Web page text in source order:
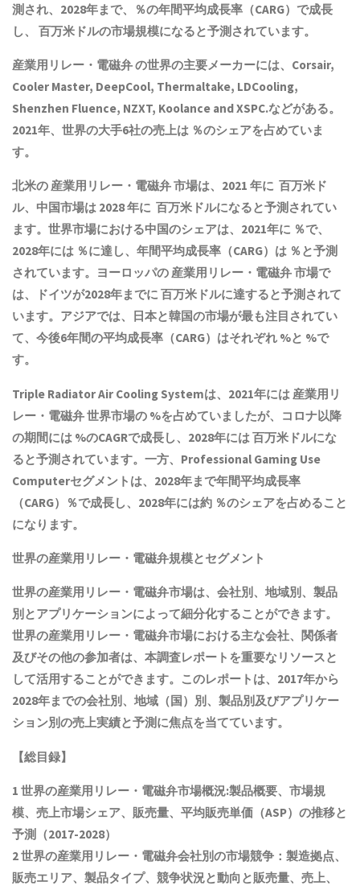
測され、2028年まで、％の年間平均成長率（CARG）で成長
し、 百万米ドルの市場規模になると予測されています。
産業用リレー・電磁弁の世界の主要メーカーには、Corsair,
Cooler Master, DeepCool, Thermaltake, LDCooling,
Shenzhen Fluence, NZXT, Koolance and XSPC.などがある。
2021年、世界の大手6社の売上は ％のシェアを占めていま
す。
北米の 産業用リレー・電磁弁市場は、2021 年に 百万米ド
ル、中国市場は 2028 年に 百万米ドルになると予測されてい
ます。世界市場における中国のシェアは、2021年に ％で、
2028年には ％に達し、年間平均成長率（CARG）は ％と予測
されています。ヨーロッパの 産業用リレー・電磁弁市場で
は、ドイツが2028年までに 百万米ドルに達すると予測されて
います。アジアでは、日本と韓国の市場が最も注目されてい
て、今後6年間の平均成長率（CARG）はそれぞれ %と %で
す。
Triple Radiator Air Cooling Systemは、2021年には 産業用リ
レー・電磁弁世界市場の %を占めていましたが、コロナ以降
の期間には %のCAGRで成長し、2028年には 百万米ドルにな
ると予測されています。一方、Professional Gaming Use
Computerセグメントは、2028年まで年間平均成長率
（CARG）％で成長し、2028年には約 ％のシェアを占めること
になります。
世界の産業用リレー・電磁弁規模とセグメント
世界の産業用リレー・電磁弁市場は、会社別、地域別、製品
別とアプリケーションによって細分化することができます。
世界の産業用リレー・電磁弁市場における主な会社、関係者
及びその他の参加者は、本調査レポートを重要なリソースと
して活用することができます。このレポートは、2017年から
2028年までの会社別、地域（国）別、製品別及びアプリケー
ション別の売上実績と予測に焦点を当てています。
【総目録】
1 世界の産業用リレー・電磁弁市場概況:製品概要、市場規
模、売上市場シェア、販売量、平均販売単価（ASP）の推移と
予測 （2017-2028）
2 世界の産業用リレー・電磁弁会社別の市場競争：製造拠点、
販売エリア、製品タイプ、競争状況と動向と販売量、売上、